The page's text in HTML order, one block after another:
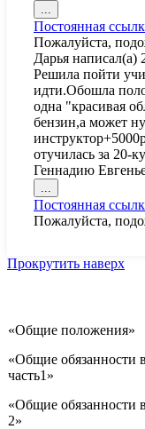
этот
метабокс
в
другое
состояние.
Постоянная
Пожалуйста,
Дарья написал(а)
Решила пойти
идти.Обошла
одна "красивая
бензин,а может
отучилась за 20-
Геннадию
этот
метабокс
в
Постоянная
Пожалуйста,
Прокрутить наверх
«Общие положения»
«Общие обязанности
часть1»
«Общие обязанности
2»